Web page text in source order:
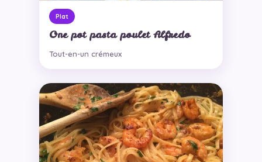
Plat
One pot pasta poulet Alfredo
Tout-en-un crémeux